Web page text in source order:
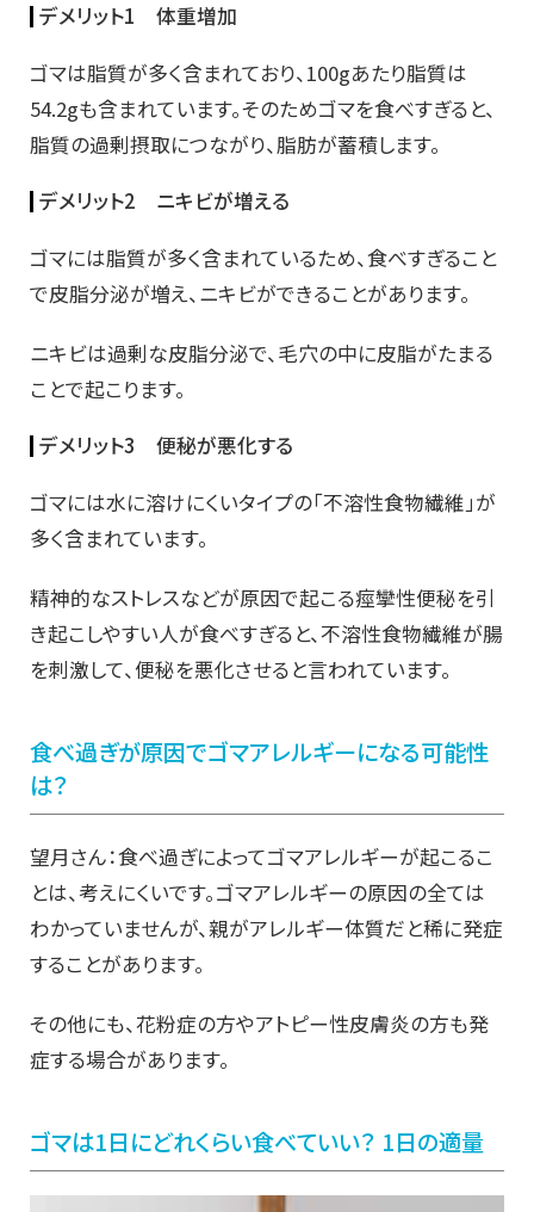
デメリット1 体重増加
ゴマは脂質が多く含まれており、100gあたり脂質は
54.2gも含まれています。そのためゴマを食べすぎると、
脂質の過剰摂取につながり、脂肪が蓄積します。
デメリット2 ニキビが増える
ゴマには脂質が多く含まれているため、食べすぎること
で皮脂分泌が増え、ニキビができることがあります。
ニキビは過剰な皮脂分泌で、毛穴の中に皮脂がたまる
ことで起こります。
デメリット3 便秘が悪化する
ゴマには水に溶けにくいタイプの「不溶性食物繊維」が
多く含まれています。
精神的なストレスなどが原因で起こる痙攣性便秘を引
き起こしやすい人が食べすぎると、不溶性食物繊維が腸
を刺激して、便秘を悪化させると言われています。
食べ過ぎが原因でゴマアレルギーになる可能性
は？
望月さん：食べ過ぎによってゴマアレルギーが起こるこ
とは、考えにくいです。ゴマアレルギーの原因の全ては
わかっていませんが、親がアレルギー体質だと稀に発症
することがあります。
その他にも、花粉症の方やアトピー性皮膚炎の方も発
症する場合があります。
ゴマは1日にどれくらい食べていい？ 1日の適量